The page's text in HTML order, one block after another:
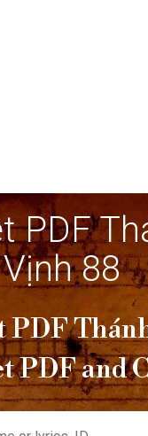
PDF
Vịnh 88
PDF
PDF and